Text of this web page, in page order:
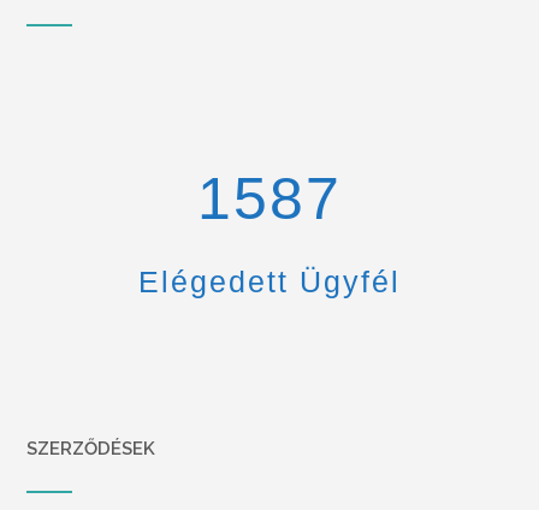
1670
Elégedett Ügyfél
SZERZŐDÉSEK